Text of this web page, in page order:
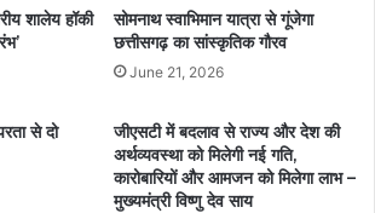
शालेय हॉकी
सोमनाथ स्वाभिमान यात्रा से गूंजेगा
छत्तीसगढ़ का सांस्कृतिक गौरव
June 21, 2026
से दो
जीएसटी में बदलाव से राज्य और देश की
अर्थव्यवस्था को मिलेगी नई गति,
कारोबारियों और आमजन को मिलेगा लाभ –
मुख्यमंत्री विष्णु देव साय